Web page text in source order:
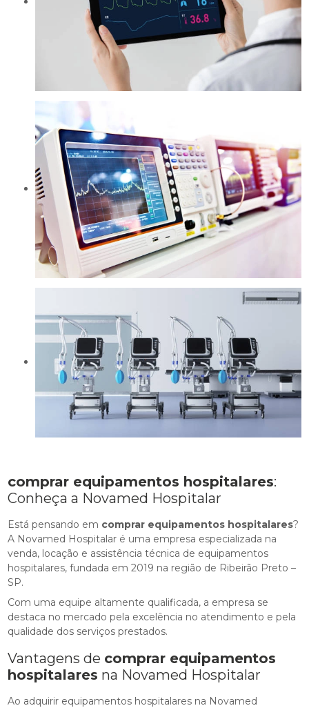
comprar equipamentos hospitalares:
Conheça a Novamed Hospitalar
Está pensando em comprar equipamentos hospitalares?
A Novamed Hospitalar é uma empresa especializada na
venda, locação e assistência técnica de equipamentos
hospitalares, fundada em 2019 na região de Ribeirão Preto –
SP.
Com uma equipe altamente qualificada, a empresa se
destaca no mercado pela excelência no atendimento e pela
qualidade dos serviços prestados.
Vantagens de comprar equipamentos
hospitalares na Novamed Hospitalar
Ao adquirir equipamentos hospitalares na Novamed